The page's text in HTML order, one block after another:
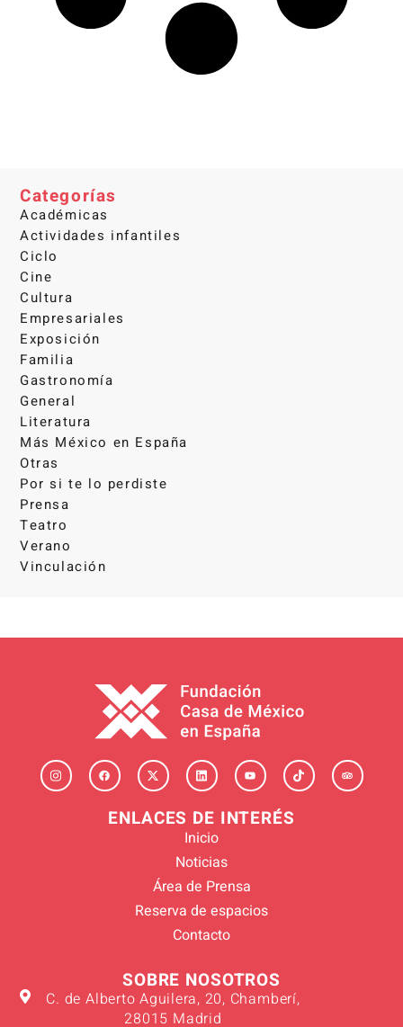
Categorías
Académicas
Actividades infantiles
Ciclo
Cine
Cultura
Empresariales
Exposición
Familia
Gastronomía
General
Literatura
Más México en España
Otras
Por si te lo perdiste
Prensa
Teatro
Verano
Vinculación
ENLACES DE INTERÉS
Inicio
Noticias
Área de Prensa
Reserva de espacios
Contacto
SOBRE NOSOTROS
C. de Alberto Aguilera, 20, Chamberí,
28015 Madrid